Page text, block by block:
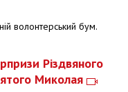
волонтерський бум.
Різдвяного
Миколая